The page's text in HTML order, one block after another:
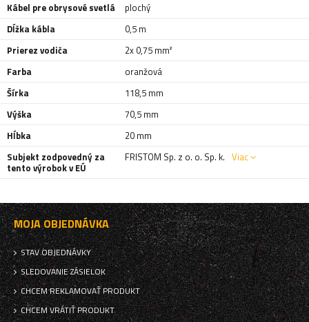
Kábel pre obrysové svetlá
plochý
Dĺžka kábla
0,5 m
Prierez vodiča
2x 0,75 mm²
Farba
oranžová
Šírka
118,5 mm
Výška
70,5 mm
Hĺbka
20 mm
Subjekt zodpovedný za
tento výrobok v EÚ
FRISTOM Sp. z o. o. Sp. k. Viac
MOJA OBJEDNÁVKA
STAV OBJEDNÁVKY
SLEDOVANIE ZÁSIELOK
CHCEM REKLAMOVAŤ PRODUKT
CHCEM VRÁTIŤ PRODUKT